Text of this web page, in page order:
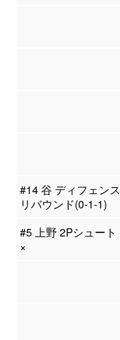
#14 谷 ディフェンス
リバウンド(0-1-1)
#5 上野 2Pシュート
×